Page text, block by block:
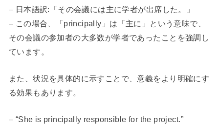
– 日本語訳:「その会議には主に学者が出席した。」
– この場合、「principally」は「主に」という意味で、
その会議の参加者の大多数が学者であったことを強調し
ています。
また、状況を具体的に示すことで、意義をより明確にす
る効果もあります。
– “She is principally responsible for the project.”